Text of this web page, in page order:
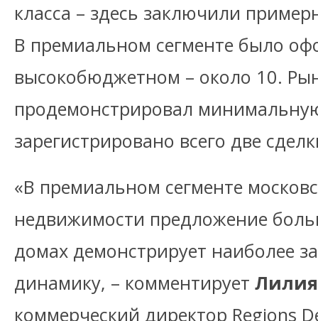
класса – здесь заключили
В премиальном сегменте было
высокобюджетном – около 10.
продемонстрировал
зарегистрировано всего две
«В премиальном сегменте
недвижимости предложение
домах демонстрирует наиболее
динамику, – комментирует
коммерческий директор Regions